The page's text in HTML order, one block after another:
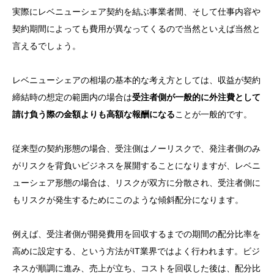
実際にレベニューシェア契約を結ぶ事業者間、そして仕事内容や
契約期間によっても費用が異なってくるので当然といえば当然と
言えるでしょう。
レベニューシェアの相場の基本的な考え方としては、収益が契約
締結時の想定の範囲内の場合は受注者側が一般的に外注費として
請け負う際の金額よりも高額な報酬になることが一般的です。
従来型の契約形態の場合、受注側はノーリスクで、発注者側のみ
がリスクを背負いビジネスを展開することになりますが、レベニ
ューシェア形態の場合は、リスクが双方に分散され、受注者側に
もリスクが発生するためにこのような傾斜配分になります。
例えば、受注者側が開発費用を回収するまでの期間の配分比率を
高めに設定する、という方法がIT業界ではよく行われます。ビジ
ネスが順調に進み、売上が立ち、コストを回収した後は、配分比